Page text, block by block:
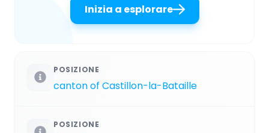
Inizia a esplorare
POSIZIONE
canton of Castillon-la-Bataille
POSIZIONE